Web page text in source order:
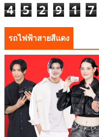
4 5 2 9 1 7
รถไฟฟ้าสายสีแดง